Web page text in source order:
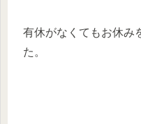
有休がなくてもお休み
た。